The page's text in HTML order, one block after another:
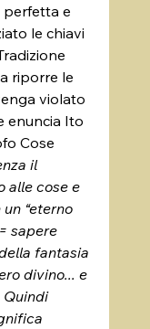
perfetta e
le chiavi
riporre le
violato
enuncia Ito
Cose
il
alle cose e
“eterno
sapere
fantasia
divino... e
Quindi